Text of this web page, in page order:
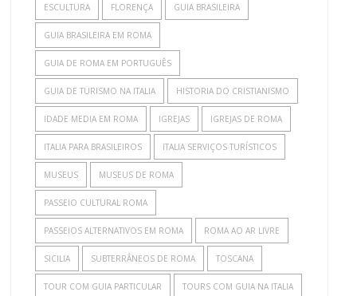
ESCULTURA FLORENÇA GUIA BRASILEIRA
GUIA BRASILEIRA EM ROMA
GUIA DE ROMA EM PORTUGUÊS
GUIA DE TURISMO NA ITALIA HISTORIA DO CRISTIANISMO
IDADE MEDIA EM ROMA IGREJAS IGREJAS DE ROMA
ITALIA PARA BRASILEIROS ITALIA SERVIÇOS TURÍSTICOS
MUSEUS MUSEUS DE ROMA
PASSEIO CULTURAL ROMA
PASSEIOS ALTERNATIVOS EM ROMA ROMA AO AR LIVRE
SICILIA SUBTERRÂNEOS DE ROMA TOSCANA
TOUR COM GUIA PARTICULAR TOURS COM GUIA NA ITALIA